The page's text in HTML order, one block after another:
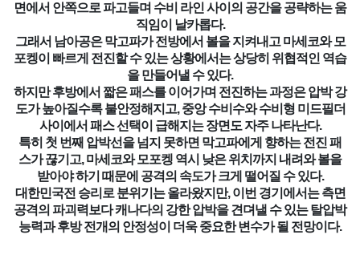
면에서 안쪽으로 파고들며 수비 라인 사이의 공간을 공략하는 움
직임이 날카롭다.
그래서 남아공은 막고파가 전방에서 볼을 지켜내고 마세코와 모
포켕이 빠르게 전진할 수 있는 상황에서는 상당히 위협적인 역습
을 만들어낼 수 있다.
하지만 후방에서 짧은 패스를 이어가며 전진하는 과정은 압박 강
도가 높아질수록 불안정해지고, 중앙 수비수와 수비형 미드필더
사이에서 패스 선택이 급해지는 장면도 자주 나타난다.
특히 첫 번째 압박선을 넘지 못하면 막고파에게 향하는 전진 패
스가 끊기고, 마세코와 모포켕 역시 낮은 위치까지 내려와 볼을
받아야 하기 때문에 공격의 속도가 크게 떨어질 수 있다.
대한민국전 승리로 분위기는 올라왔지만, 이번 경기에서는 측면
공격의 파괴력보다 캐나다의 강한 압박을 견뎌낼 수 있는 탈압박
능력과 후방 전개의 안정성이 더욱 중요한 변수가 될 전망이다.